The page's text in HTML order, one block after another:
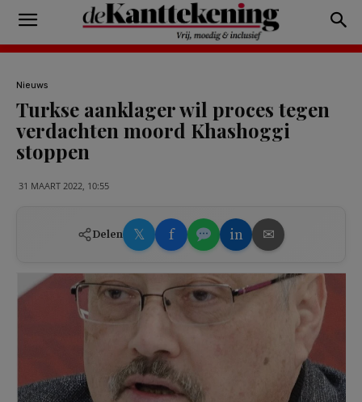
Nieuws
Turkse aanklager wil proces tegen
verdachten moord Khashoggi
stoppen
31 MAART 2022, 10:55
Delen 𝕏 f in ✉